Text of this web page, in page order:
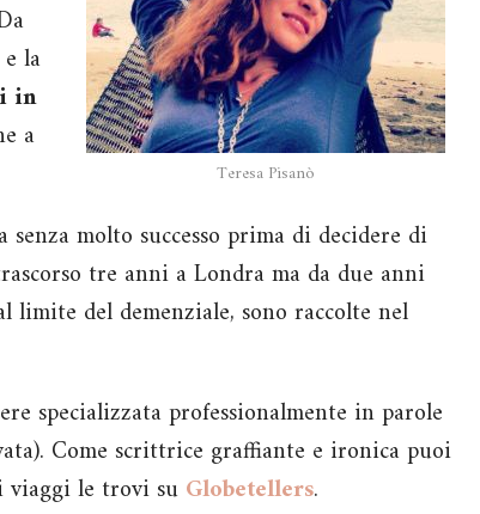
Teresa Pisanò
la
in
a
molto successo prima di decidere di
tre anni a Londra ma da due anni
limite del demenziale, sono raccolte nel
specializzata professionalmente in parole
Come scrittrice graffiante e ironica puoi
viaggi le trovi su Globetellers.